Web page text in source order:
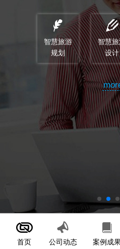
首页 公司动态 案例成
智慧旅游
规划
智慧
设计